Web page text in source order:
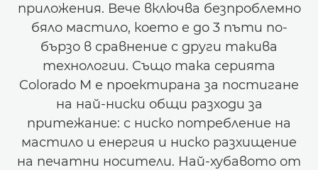
приложения. Вече включва безпроблемно
бяло мастило, което е до 3 пъти по-
бързо в сравнение с други такива
технологии. Също така серията
Colorado M е проектирана за постигане
на най-ниски общи разходи за
притежание: с ниско потребление на
мастило и енергия и ниско разхищение
на печатни носители. Най-хубавото от